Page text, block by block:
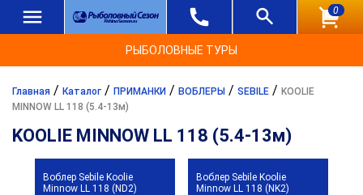
0
РЫБОЛОВНЫЕ ТУРЫ
Главная / Каталог / ПРИМАНКИ / ВОБЛЕРЫ / SEBILE / KOOLIE
MINNOW LL 118 (5.4-13м)
KOOLIE MINNOW LL 118 (5.4-13м)
Воблер Sebile Koolie
Minnow LL 118 (ND2)
Воблер Sebile Koolie
Minnow LL 118 (NK2)